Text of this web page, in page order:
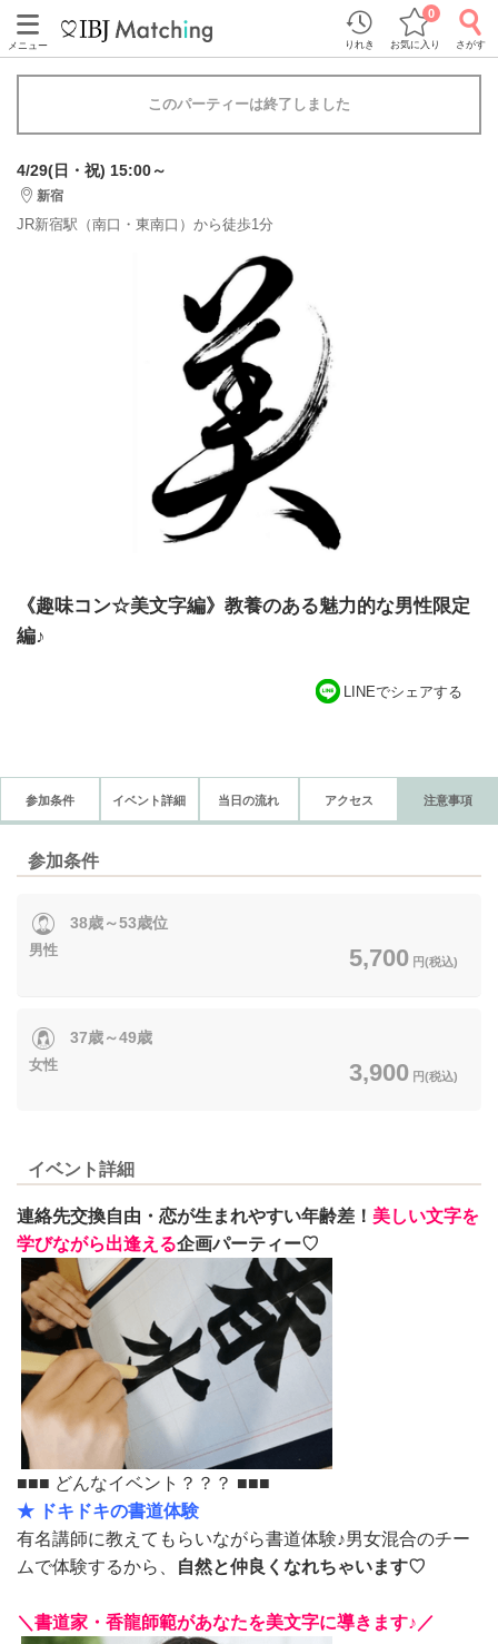
メニュー りれき お気に入り
0
さがす
このパーティーは終了しました
4/29(日・祝) 15:00～
新宿
JR新宿駅（南口・東南口）から徒歩1分
《趣味コン☆美文字編》教養のある魅力的な男性限定
編♪
LINEでシェアする
参加条件 イベント詳細 当日の流れ アクセス 注意事項
参加条件
男性
38歳～53歳位
5,700 円(税込)
女性
37歳～49歳
3,900 円(税込)
イベント詳細
連絡先交換自由・恋が生まれやすい年齢差！ 美しい文字を
学びながら出逢える企画パーティー♡
■■■ どんなイベント？？？ ■■■
★
ドキドキの書道体験
有名講師に教えてもらいながら書道体験♪男女混合のチー
ムで体験するから、
自然と仲良くなれちゃいます♡
＼書道家・香龍師範があなたを美文字に導きます♪／